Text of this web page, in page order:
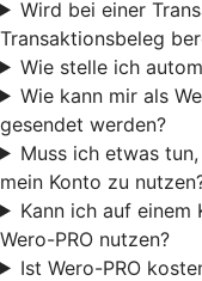
Wird bei einer
Transaktionsbeleg
Wie stelle ich
Wie kann mir als
gesendet werden?
Muss ich etwas
mein Konto zu
Kann ich auf einem
Wero-PRO nutzen?
Ist Wero-PRO